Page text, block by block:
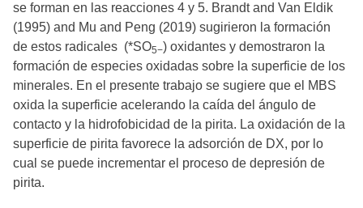
se forman en las reacciones 4 y 5. Brandt and Van Eldik
(1995) and Mu and Peng (2019) sugirieron la formación
de estos radicales (*SO5−) oxidantes y demostraron la
formación de especies oxidadas sobre la superficie de los
minerales. En el presente trabajo se sugiere que el MBS
oxida la superficie acelerando la caída del ángulo de
contacto y la hidrofobicidad de la pirita. La oxidación de la
superficie de pirita favorece la adsorción de DX, por lo
cual se puede incrementar el proceso de depresión de
pirita.